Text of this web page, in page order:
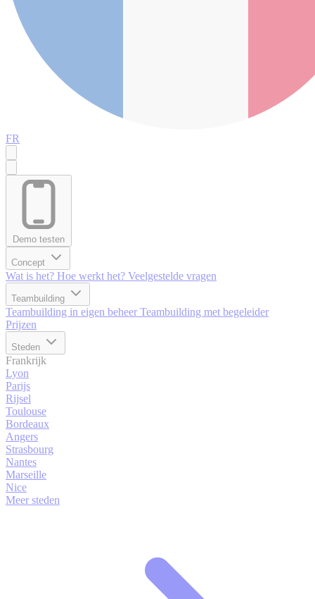
FR
Demo testen
Concept
Wat is het? Hoe werkt het? Veelgestelde vragen
Teambuilding
Teambuilding in eigen beheer Teambuilding met begeleider
Prijzen
Steden
Frankrijk
Lyon
Parijs
Rijsel
Toulouse
Bordeaux
Angers
Strasbourg
Nantes
Marseille
Nice
Meer steden